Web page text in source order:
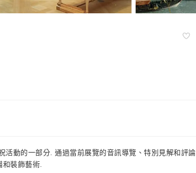
活動的一部分. 通過當前展覽的音訊導覽、特別見解和評論
裝飾藝術.